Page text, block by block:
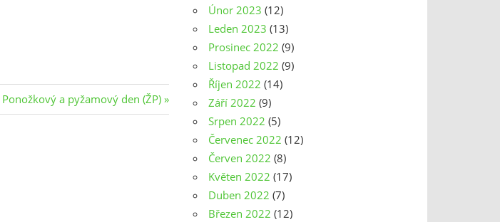
Next
Post:
Ponožkový a pyžamový den (ŽP)
Únor 2023 (12)
Leden 2023 (13)
Prosinec 2022 (9)
Listopad 2022 (9)
Říjen 2022 (14)
Září 2022 (9)
Srpen 2022 (5)
Červenec 2022 (12)
Červen 2022 (8)
Květen 2022 (17)
Duben 2022 (7)
Březen 2022 (12)